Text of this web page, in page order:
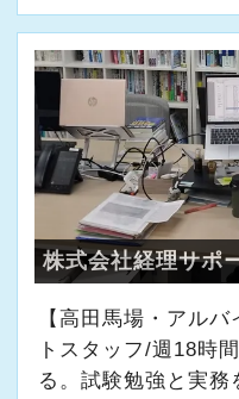
株式会社経理サポ
【高田馬場・アル
トスタッフ/週18時
る。試験勉強と実